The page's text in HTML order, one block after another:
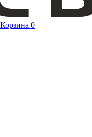
Корзина 0